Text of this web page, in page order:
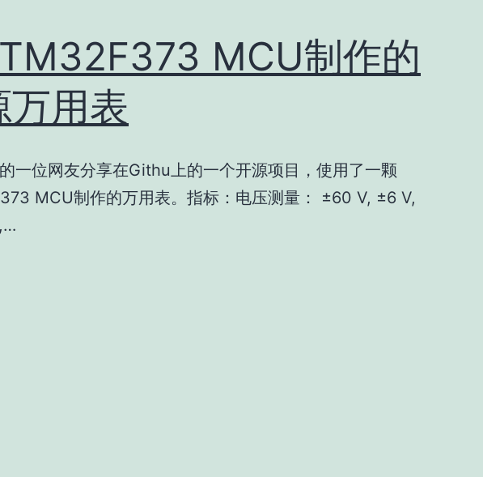
MCU制作的
万用表
一位网友分享在Githu上的一个开源项目，使用了一颗
MCU制作的万用表。指标：电压测量： ±60 V, ±6 V,